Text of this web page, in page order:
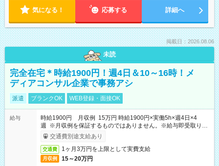
気になる！ 応募する 詳細へ
掲載日：2026.08.06
未読
完全在宅＊時給1900円！週4日＆10～16時！メ
ディアコンサル企業で事務アシ
派遣 ブランクOK WEB登録・面接OK
給与
時給1900円 月収例 15万円 時給1900円×実働5h×週4日×4
週 ※月収例を保証するものではありません。※給与即受取りサ
ービス利用可（利用条件有）
交通費別途支給あり
交通費 1ヶ月3万円を上限として実費支給
月収例 15～20万円